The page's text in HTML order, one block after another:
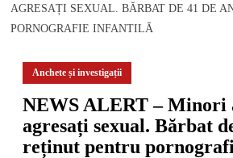
AGRESAȚI SEXUAL. BĂRBAT DE 41 DE
PORNOGRAFIE INFANTILĂ
Anchete și investigații
NEWS ALERT – Minori
agresați sexual. Bărbat
reținut pentru